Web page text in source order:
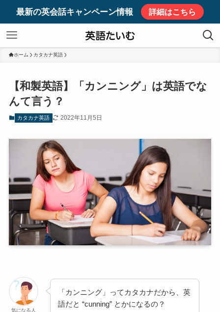
最新の英会話キャンペーン情報 詳細はこちら
ホーム カタカナ英語
【和製英語】「カンニング」は英語でな
んて言う？
カタカナ英語 2022年11月5日
気になる人
「カンニング」ってカタカナだから、英
語だと “cunning” とかになるの？